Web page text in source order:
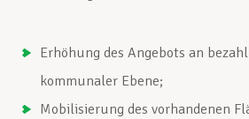
Erhöhung des Angebots an
kommunaler Ebene;
Mobilisierung des vorhandenen